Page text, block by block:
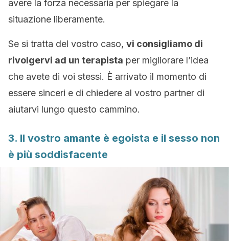
avere la forza necessaria per spiegare la
situazione liberamente.
Se si tratta del vostro caso, vi consigliamo di
rivolgervi ad un terapista per migliorare l’idea
che avete di voi stessi. È arrivato il momento di
essere sinceri e di chiedere al vostro partner di
aiutarvi lungo questo cammino.
3. Il vostro amante è egoista e il sesso non
è più soddisfacente